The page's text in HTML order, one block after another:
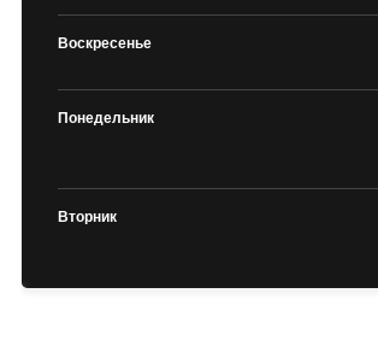
Воскресенье
Понедельник
Вторник